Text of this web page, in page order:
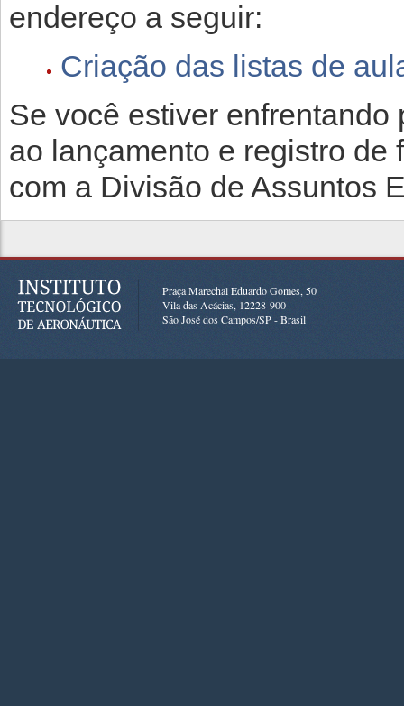
endereço a seguir:
Criação das listas de
Se você estiver
ao lançamento e registro de
com a Divisão de Assuntos
Praça Marechal Eduardo Gomes, 50
Vila das Acácias, 12228-900
São José dos Campos/SP - Brasil